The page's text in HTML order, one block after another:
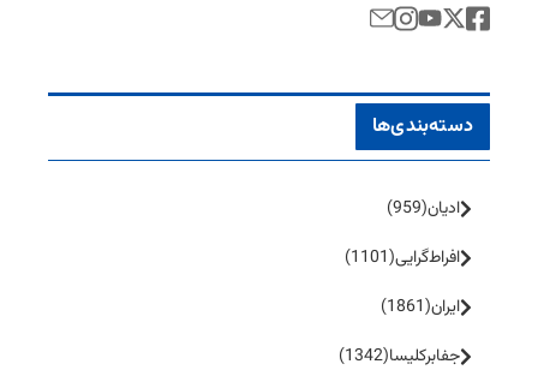
دسته‌بندی‌ها
ادیان(959)
افراط‌گرایی(1101)
ایران(1861)
جفا‌بر‌کلیسا(1342)